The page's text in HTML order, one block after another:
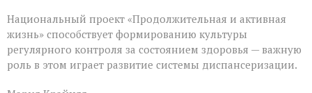
Национальный проект «Продолжительная и активная
жизнь» способствует формированию культуры
регулярного контроля за состоянием здоровья — важную
роль в этом играет развитие системы диспансеризации.